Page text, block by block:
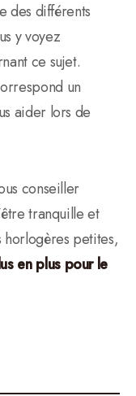
des différents
y voyez
ce sujet.
un
aider lors de
conseiller
tranquille et
horlogères petites,
en plus pour le